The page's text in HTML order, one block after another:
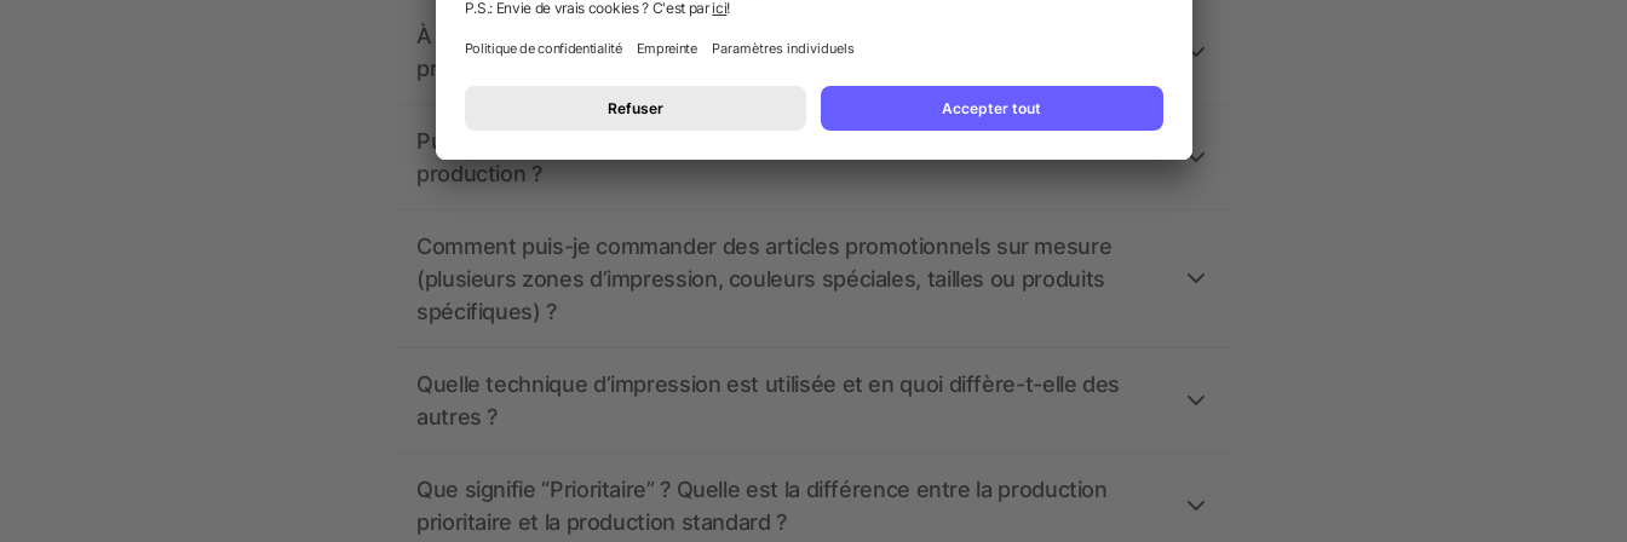
À quoi doivent ressembler les données d’impression ? allbranded
propose-t-il un service pour les créer ?
Puis-je voir à quoi ressembleront mes articles promotionnels avant la
production ?
Comment puis-je commander des articles promotionnels sur mesure
(plusieurs zones d’impression, couleurs spéciales, tailles ou produits
spécifiques) ?
Quelle technique d’impression est utilisée et en quoi diffère-t-elle des
autres ?
Que signifie “Prioritaire” ? Quelle est la différence entre la production
prioritaire et la production standard ?